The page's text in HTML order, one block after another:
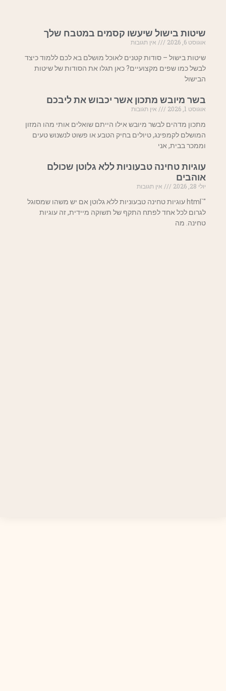
שיטות בישול שיעשו קסמים במטבח שלך
אוגוסט 6, 2026
אין תגובות
שיטות בישול – סודות קטנים לאוכל מושלם בא לכם ללמוד כיצד
לבשל כמו שפים מקצועיים? כאן תגלו את הסודות של שיטות
הבישול
בשר מיובש מתכון אשר יכבוש את ליבכם
אוגוסט 1, 2026
אין תגובות
מתכון מדהים לבשר מיובש אילו הייתם שואלים אותי מהו המזון
המושלם לקמפינג, טיולים בחיק הטבע או פשוט לנשנוש טעים
וממכר בבית, אני
עוגיות טחינה טבעוניות ללא גלוטן שכולם
אוהבים
יולי 28, 2026
אין תגובות
"`html עוגיות טחינה טבעוניות ללא גלוטן אם יש משהו שמסוגל
לגרום לכל אחד לפתח התקף של תשוקה מיידית, זה עוגיות
טחינה. מה